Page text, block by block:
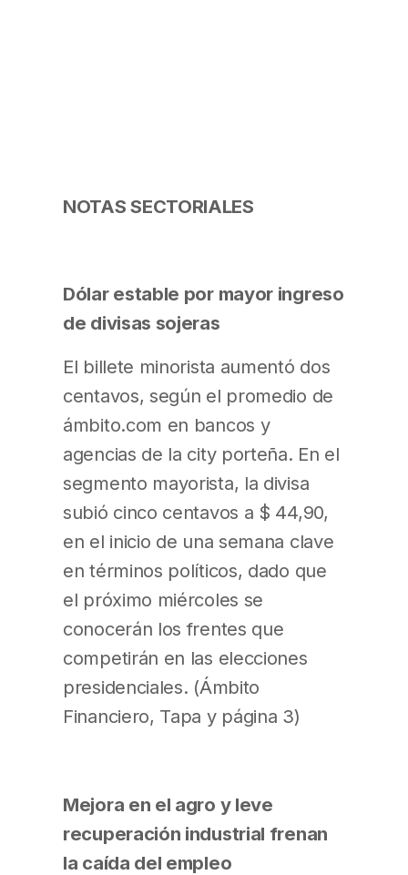
NOTAS SECTORIALES
Dólar estable por mayor ingreso
de divisas sojeras
El billete minorista aumentó dos
centavos, según el promedio de
ámbito.com en bancos y
agencias de la city porteña. En el
segmento mayorista, la divisa
subió cinco centavos a $ 44,90,
en el inicio de una semana clave
en términos políticos, dado que
el próximo miércoles se
conocerán los frentes que
competirán en las elecciones
presidenciales. (Ámbito
Financiero, Tapa y página 3)
Mejora en el agro y leve
recuperación industrial frenan
la caída del empleo